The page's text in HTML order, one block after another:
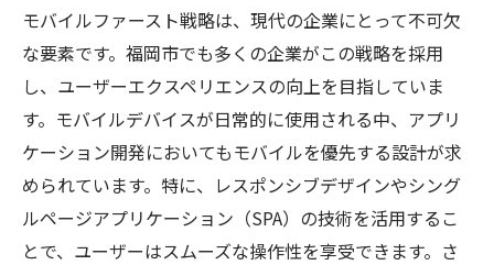
術の活用法
データ解析による業務効率の向上
ユーザー体験を最適化するUI/UXデザイン
マイクロサービスアーキテクチャの採用
プラットフォーム間の相互運用性の実現
テスト自動化による品質の向上
パートナーシップによる技術革新の強化
モバイルファースト戦略は、現代の企業にとって不可欠
な要素です。福岡市でも多くの企業がこの戦略を採用
し、ユーザーエクスペリエンスの向上を目指していま
す。モバイルデバイスが日常的に使用される中、アプリ
ケーション開発においてもモバイルを優先する設計が求
められています。特に、レスポンシブデザインやシング
ルページアプリケーション（SPA）の技術を活用するこ
とで、ユーザーはスムーズな操作性を享受できます。さ